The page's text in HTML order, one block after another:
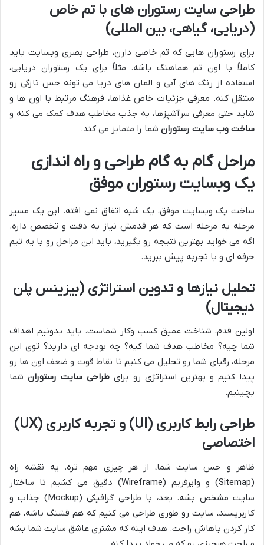
طراحی سایت رستوران های با تم خاص
(دریایی، گیاهی، بین المللی)
برای رستوران هایی که تم خاصی دارن، طراحی بصری وبسایت باید
کاملاً با اون تم هماهنگ باشه. مثلاً برای یک رستوران دریایی،
استفاده از رنگ های آبی و المان های دریا می تونه حس تازگی رو
منتقل کنه. معرفی جزئیات خاص غذاها، فرهنگ مرتبط با اون ها و
شاید حتی معرفی سرآشپزها، به جذب مخاطب هدف کمک می کنه و
ساخت وب سایت رستوران شما را متمایز می کند.
مراحل گام به گام طراحی و راه اندازی
یک وبسایت رستوران موفق
ساخت یک وبسایت موفق، یک شبه اتفاق نمی افته. این یک مسیر
مرحله به مرحله است که هر قدمش نیاز به دقت و تخصص داره.
اگه می خواید بهترین نتیجه رو بگیرید، باید این مراحل رو با یه تیم
حرفه ای و با تجربه پیش ببرید.
تحلیل نیازها و تدوین استراتژی (بیزینس پلن
دیجیتال)
اولین قدم، شناخت عمیق کسب وکار شماست. باید بدونیم اهداف
شما چیه؟ مخاطب هدف شما کیه؟ چه بودجه ای دارید؟ توی این
مرحله، رقبای شما رو تحلیل می کنیم تا نقاط قوت و ضعف اون ها رو
پیدا کنیم و بهترین استراتژی رو برای طراحی سایت رستورانشما
بچینیم.
طراحی رابط کاربری (UI) و تجربه کاربری (UX)
اختصاصی
ظاهر و حس سایت شما، از هر چیزی مهم تره. یه نقشه راه
(Sitemap) و وایرفریم (Wireframe) دقیق می کشیم تا ساختار
سایت مشخص بشه. بعد، با طراحی گرافیکی (Mockup) جذاب و
کاربرپسند، سایت رو طوری طراحی می کنیم که هم قشنگ باشه، هم
کار کردن باهاش راحت. هدف اینه که مشتری عاشق سایت شما بشه